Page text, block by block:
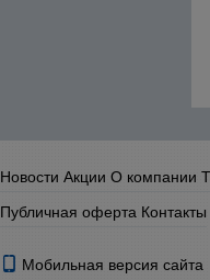
Новости Акции О компании
Публичная оферта Контакты
Мобильная версия сайта